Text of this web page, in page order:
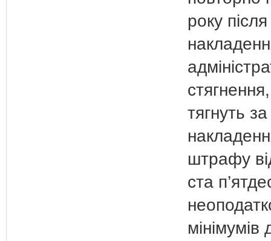
року після
тягнуть
штрафу
ста
мінімумів